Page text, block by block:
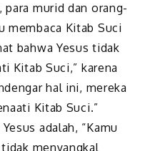
para murid dan orang-
membaca Kitab Suci
bahwa Yesus tidak
Kitab Suci,” karena
hal ini, mereka
Kitab Suci.”
adalah, “Kamu
menyangkal